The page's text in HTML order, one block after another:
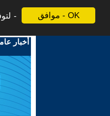
موافق - OK
أخبار